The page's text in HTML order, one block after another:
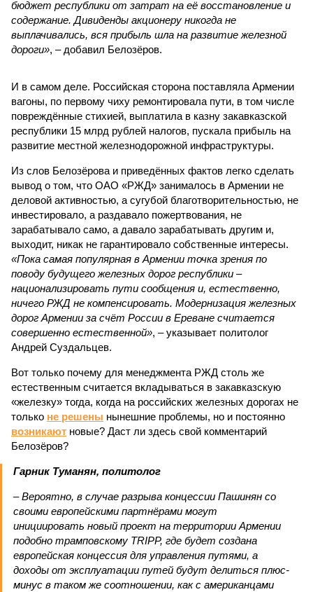
бюджет республики от затрат на её восстановление и
содержание. Дивиденды акционеру никогда не
выплачивались, вся прибыль шла на развитие железной
дороги», – добавил Белозёров.
И в самом деле. Российская сторона поставляла Армении
вагоны, по первому чиху ремонтировала пути, в том числе
повреждённые стихией, выплатила в казну закавказской
республики 15 млрд рублей налогов, пускала прибыль на
развитие местной железнодорожной инфраструктуры.
Из слов Белозёрова и приведённых фактов легко сделать
вывод о том, что ОАО «РЖД» занималось в Армении не
деловой активностью, а сугубой благотворительностью, не
инвестировало, а раздавало пожертвования, не
зарабатывало само, а давало зарабатывать другим и,
выходит, никак не гарантировало собственные интересы.
«Пока самая популярная в Армении точка зрения по
поводу будущего железных дорог рес­публики –
национализировать пути сообщения и, естественно,
ничего РЖД не компенсировать. Модернизация железных
дорог Армении за счёт России в Ереване считается
совершенно естественной», – указывает политолог
Андрей Суздальцев.
Вот только почему для менеджмента РЖД столь же
естественным считается вкладываться в закавказскую
«железку» тогда, когда на российских железных дорогах не
только не решены нынешние проблемы, но и постоянно
возникают новые? Даст ли здесь свой комментарий
Белозёров?
Гарник Туманян, политолог
– Вероятно, в случае разрыва концессии Пашинян со
своими европейскими партнёрами могут
инициировать новый проект на территории Армении
подобно трамповскому TRIPP, где будет создана
европейская концессия для управления путями, а
доходы от эксплуатации путей будут делиться плюс-
минус в таком же соотношении, как с американцами